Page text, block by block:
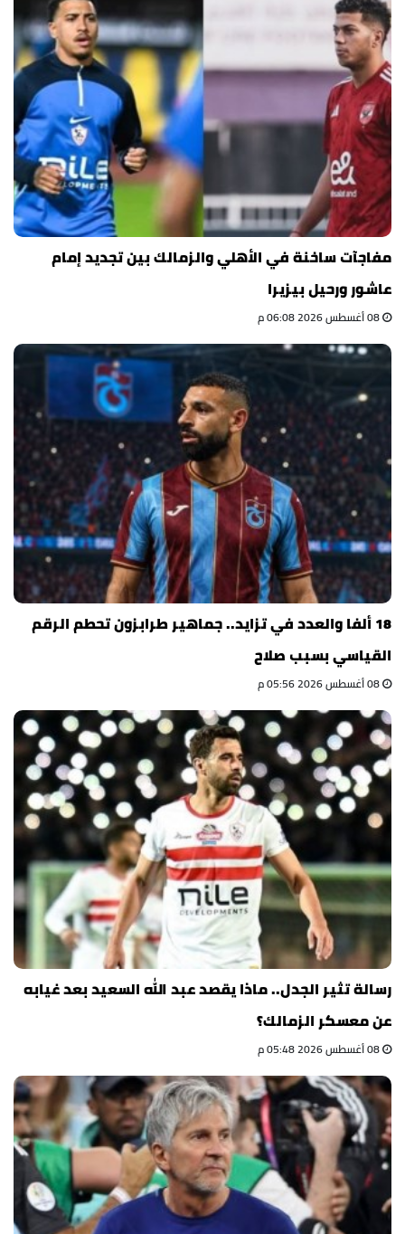
مفاجآت ساخنة في الأهلي والزمالك بين تجديد إمام
عاشور ورحيل بيزيرا
18 ألفا والعدد في تزايد.. جماهير طرابزون تحطم الرقم
القياسي بسبب صلاح
رسالة تثير الجدل.. ماذا يقصد عبد الله السعيد بعد غيابه
عن معسكر الزمالك؟